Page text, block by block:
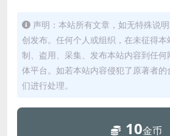
声明：本站所有文章，如无特殊说
创发布。任何个人或组织，在未征得本
制、盗用、采集、发布本站内容到任
体平台。如若本站内容侵犯了原著者
们进行处理。
10金币